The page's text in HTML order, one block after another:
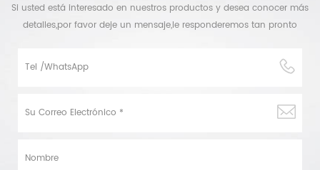
Si usted está interesado en nuestros productos y desea conocer más
detalles,por favor deje un mensaje,le responderemos tan pronto